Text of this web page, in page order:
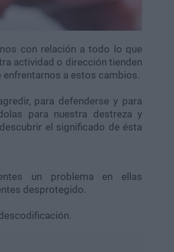
con relación a todo lo que
actividad o dirección tienden
a estos cambios.
para defenderse y para
para nuestra destreza y
el significado de ésta
un problema en ellas
desprotegido.